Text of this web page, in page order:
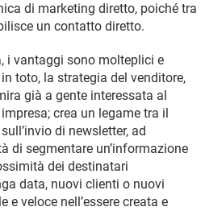
di marketing diretto, poiché tra
un contatto diretto.
i vantaggi sono molteplici e
toto, la strategia del venditore,
già a gente interessata al
crea un legame tra il
di newsletter, ad
di segmentare un’informazione
dei destinatari
data, nuovi clienti o nuovi
e veloce nell’essere creata e